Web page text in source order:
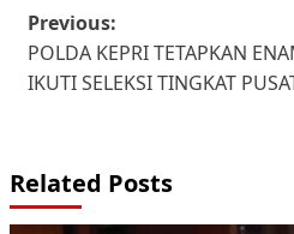
Post
navigation
Previous:
POLDA KEPRI TETAPKAN
IKUTI SELEKSI TINGKAT
Related Posts